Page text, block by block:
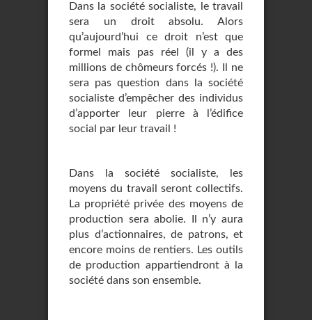
Dans la société socialiste, le travail
sera un droit absolu. Alors
qu’aujourd’hui ce droit n’est que
formel mais pas réel (il y a des
millions de chômeurs forcés !). Il ne
sera pas question dans la société
socialiste d’empêcher des individus
d’apporter leur pierre à l’édifice
social par leur travail !
Dans la société socialiste, les
moyens du travail seront collectifs.
La propriété privée des moyens de
production sera abolie. Il n’y aura
plus d’actionnaires, de patrons, et
encore moins de rentiers. Les outils
de production appartiendront à la
société dans son ensemble.